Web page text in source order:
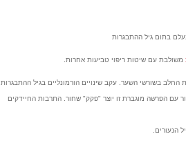
בתום גיל ההתבגרות
משולבת עם שיטות ריפוי טביעות אחרות.
בשורשי השער. עקב שינויים הורמונליים בגיל ההתבגרות
עם הפרשה מוגברת זו יוצר "פקק" שחור. התרבות החיידקים
הנעורים.